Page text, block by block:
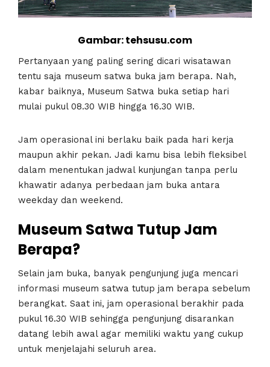
Gambar: tehsusu.com
Pertanyaan yang paling sering dicari wisatawan
tentu saja museum satwa buka jam berapa. Nah,
kabar baiknya, Museum Satwa buka setiap hari
mulai pukul 08.30 WIB hingga 16.30 WIB.
Jam operasional ini berlaku baik pada hari kerja
maupun akhir pekan. Jadi kamu bisa lebih fleksibel
dalam menentukan jadwal kunjungan tanpa perlu
khawatir adanya perbedaan jam buka antara
weekday dan weekend.
Museum Satwa Tutup Jam
Berapa?
Selain jam buka, banyak pengunjung juga mencari
informasi museum satwa tutup jam berapa sebelum
berangkat. Saat ini, jam operasional berakhir pada
pukul 16.30 WIB sehingga pengunjung disarankan
datang lebih awal agar memiliki waktu yang cukup
untuk menjelajahi seluruh area.